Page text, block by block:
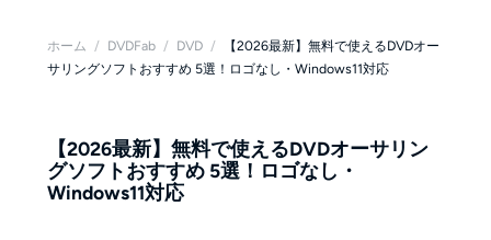
ホーム / DVDFab / DVD /
【2026最新】無料で使えるDVDオー
サリングソフトおすすめ 5選！ロゴなし・Windows11対応
【2026最新】無料で使えるDVDオーサリン
グソフトおすすめ 5選！ロゴなし・
Windows11対応